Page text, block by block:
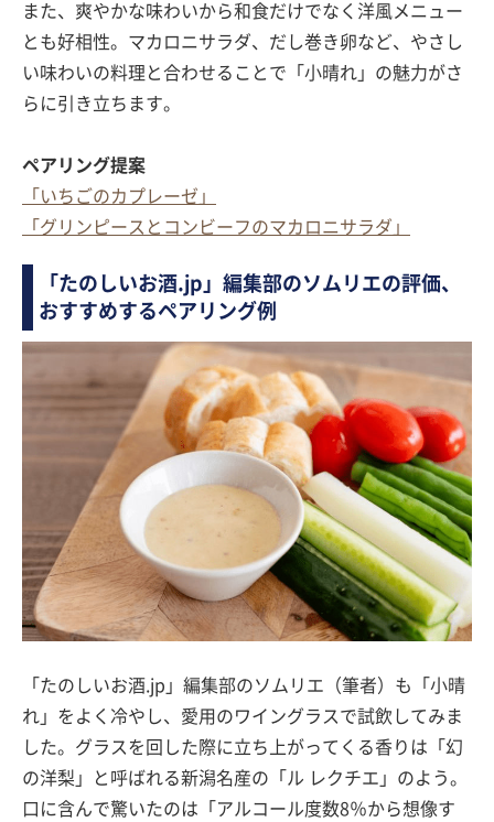
また、爽やかな味わいから和食だけでなく洋風メニュー
とも好相性。マカロニサラダ、だし巻き卵など、やさし
い味わいの料理と合わせることで「小晴れ」の魅力がさ
らに引き立ちます。
ペアリング提案
「いちごのカプレーゼ」
「グリンピースとコンビーフのマカロニサラダ」
「たのしいお酒.jp」編集部のソムリエの評価、
おすすめするペアリング例
「たのしいお酒.jp」編集部のソムリエ（筆者）も「小晴
れ」をよく冷やし、愛用のワイングラスで試飲してみま
した。グラスを回した際に立ち上がってくる香りは「幻
の洋梨」と呼ばれる新潟名産の「ル レクチエ」のよう。
口に含んで驚いたのは「アルコール度数8％から想像す